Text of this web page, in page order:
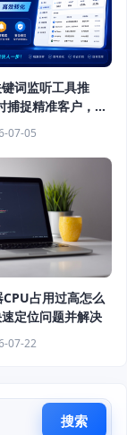
词监听工具推
捕捉精准客户，提
07-05
占用过高怎么
定位问题并解决
07-22
搜索